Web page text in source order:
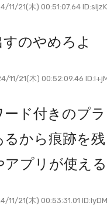
11/21(木) 00:51:07.64
のやめろよ
11/21(木) 00:52:09.46
ード付きのプ
るから痕跡を
アプリが使え
11/21(木) 00:53:31.01